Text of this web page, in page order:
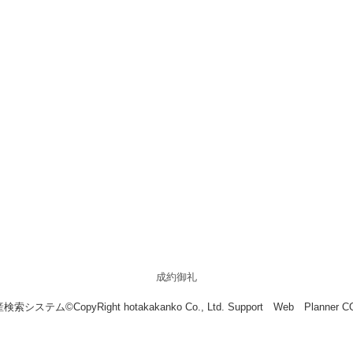
成約御礼
検索システム©CopyRight hotakakanko Co., Ltd. Support Web Planner